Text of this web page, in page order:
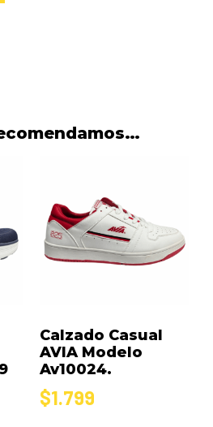
Calzado Casual
AVIA Modelo
Av10024.
$1.799